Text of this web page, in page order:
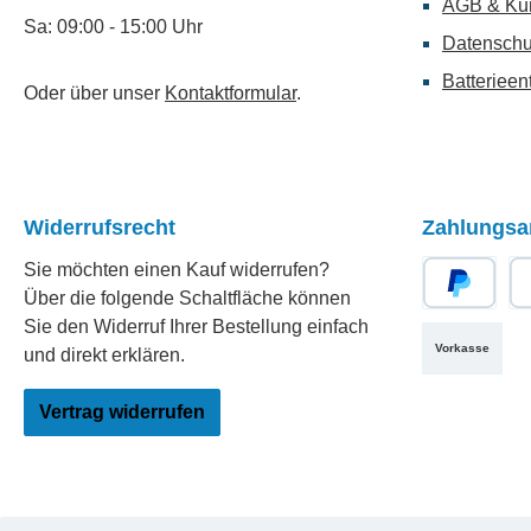
Sa: 09:00 - 15:00 Uhr
Oder über unser Kontaktformular.
AGB &
Widerrufsrecht
Sie möchten einen Kauf widerrufen?
Über die folgende Schaltfläche können
Sie den Widerruf Ihrer Bestellung einfach
und direkt erklären.
Vertrag widerrufen
Vorkasse